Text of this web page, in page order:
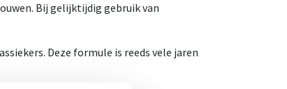
Bij gelijktijdig gebruik van
Deze formule is reeds vele jaren